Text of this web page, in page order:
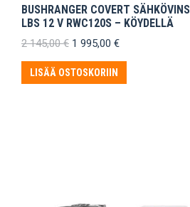
BUSHRANGER COVERT
LBS 12 V RWC120S – KÖYDELLÄ
2 145,00€ Alkuperäinen
oli:
2
1 995,00 €Nykyinen
1
LISÄÄ OSTOSKORIIN